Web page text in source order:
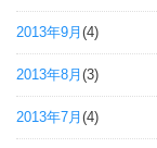
2013年9月 (4)
2013年8月 (3)
2013年7月 (4)